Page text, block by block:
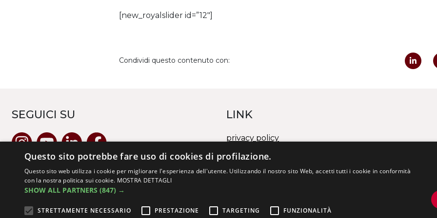
[new_royalslider id=”12″]
Condividi questo contenuto con:
SEGUICI SU LINK
privacy policy
whistleblowing/segnalazione illeciti
Visiona il documento 2
Questo sito potrebbe fare uso di cookies di profilazione.
Questo sito web utilizza i cookie per migliorare l'esperienza dell'utente. Utilizzando il nostro sito Web, accetti tutti i cookie in conformità
con la nostra politica sui cookie. MOSTRA DETTAGLI
SHOW ALL PARTNERS (847) →
STRETTAMENTE NECESSARIO PRESTAZIONE TARGETING FUNZIONALITÀ